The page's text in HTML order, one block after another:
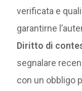
verificata e
garantirne
Diritto di
segnalare
con un obbligo